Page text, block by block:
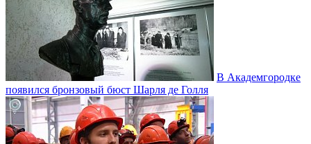
В Академгородке
появился бронзовый бюст Шарля де Голля